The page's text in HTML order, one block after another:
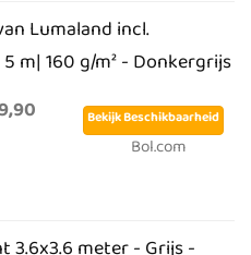
Lumaland incl.
m| 160 g/m² - Donkergrijs
Bekijk Beschikbaarheid
Bol.com